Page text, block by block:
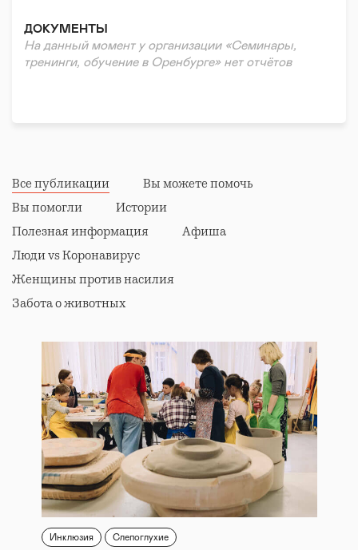
ДОКУМЕНТЫ
На данный момент у организации «Семинары,
тренинги, обучение в Оренбурге» нет отчётов
Все публикации
Вы можете помочь
Вы помогли
Истории
Полезная информация
Афиша
Люди vs Коронавирус
Женщины против насилия
Забота о животных
Инклюзия Слепоглухие